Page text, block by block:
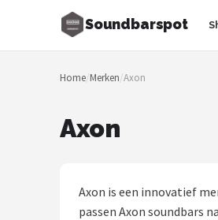
Soundbarspot
Zoeken
NAVIGATIE
Home/Merken/Axon
Axon
Axon is een innovatief
passen Axon soundbars